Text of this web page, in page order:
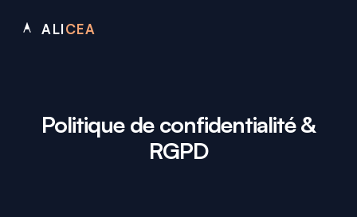
ALICEA
Politique de confidentialité &
RGPD